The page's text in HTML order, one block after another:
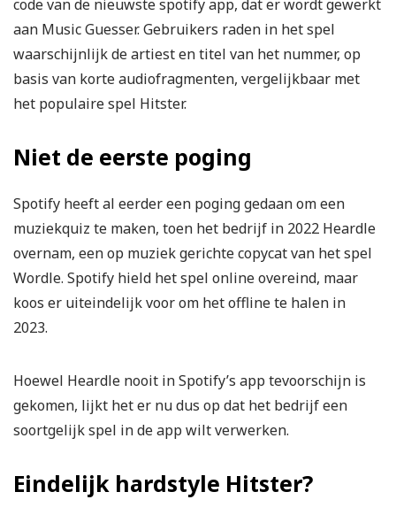
code van de nieuwste spotify app, dat er wordt gewerkt
aan Music Guesser. Gebruikers raden in het spel
waarschijnlijk de artiest en titel van het nummer, op
basis van korte audiofragmenten, vergelijkbaar met
het populaire spel Hitster.
Niet de eerste poging
Spotify heeft al eerder een poging gedaan om een
muziekquiz te maken, toen het bedrijf in 2022 Heardle
overnam, een op muziek gerichte copycat van het spel
Wordle. Spotify hield het spel online overeind, maar
koos er uiteindelijk voor om het offline te halen in
2023.
Hoewel Heardle nooit in Spotify’s app tevoorschijn is
gekomen, lijkt het er nu dus op dat het bedrijf een
soortgelijk spel in de app wilt verwerken.
Eindelijk hardstyle Hitster?